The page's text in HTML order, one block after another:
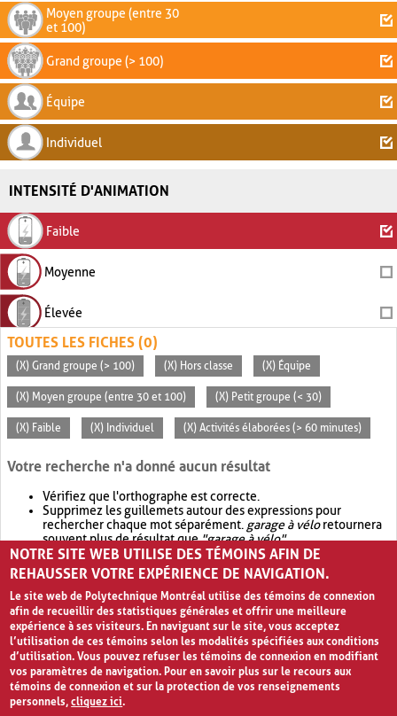
Moyen groupe (entre 30
et 100)
Grand groupe (> 100)
Équipe
Individuel
INTENSITÉ D'ANIMATION
Faible
Moyenne
Élevée
TOUTES LES FICHES (0)
(X) Grand groupe (> 100) (X) Hors classe (X) Équipe
(X) Moyen groupe (entre 30 et 100) (X) Petit groupe (< 30)
(X) Faible (X) Individuel (X) Activités élaborées (> 60 minutes)
Votre recherche n'a donné aucun résultat
Vérifiez que l'orthographe est correcte.
Supprimez les guillemets autour des expressions pour
rechercher chaque mot séparément. garage à véloretournera
souvent plus de résultat que"garage à vélo".
Envisagez d'élargir votre recherche avec OR.garage OR vélo
retournera souvent plus de résultat quegarage à vélo
NOTRE SITE WEB UTILISE DES TÉMOINS AFIN DE
REHAUSSER VOTRE EXPÉRIENCE DE NAVIGATION.
Le site web de Polytechnique Montréal utilise des témoins de connexion
afin de recueillir des statistiques générales et offrir une meilleure
expérience à ses visiteurs. En naviguant sur le site, vous acceptez
l’utilisation de ces témoins selon les modalités spécifiées aux conditions
d’utilisation. Vous pouvez refuser les témoins de connexion en modifiant
vos paramètres de navigation. Pour en savoir plus sur le recours aux
témoins de connexion et sur la protection de vos renseignements
personnels,cliquez ici.